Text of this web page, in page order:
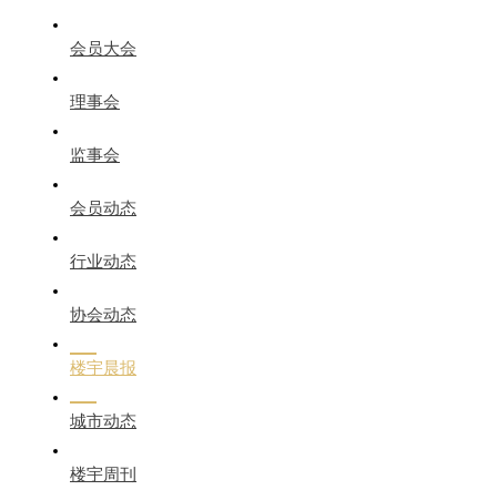
会员大会
理事会
监事会
会员动态
行业动态
协会动态
楼宇晨报
城市动态
楼宇周刊